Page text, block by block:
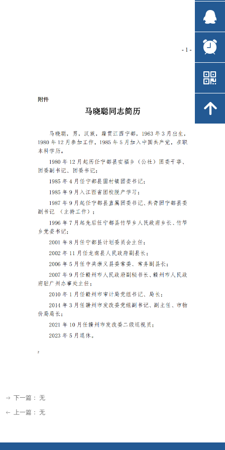
ꂃ 上一篇： 无
ꁹ 下一篇： 无
뀩
뀥
낃
녕
뀩
뀥
낃
녕